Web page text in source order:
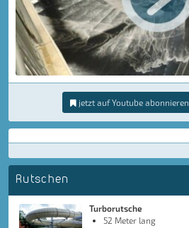
jetzt auf Youtube abonnieren
Rutschen
Turborutsche
52 Meter lang